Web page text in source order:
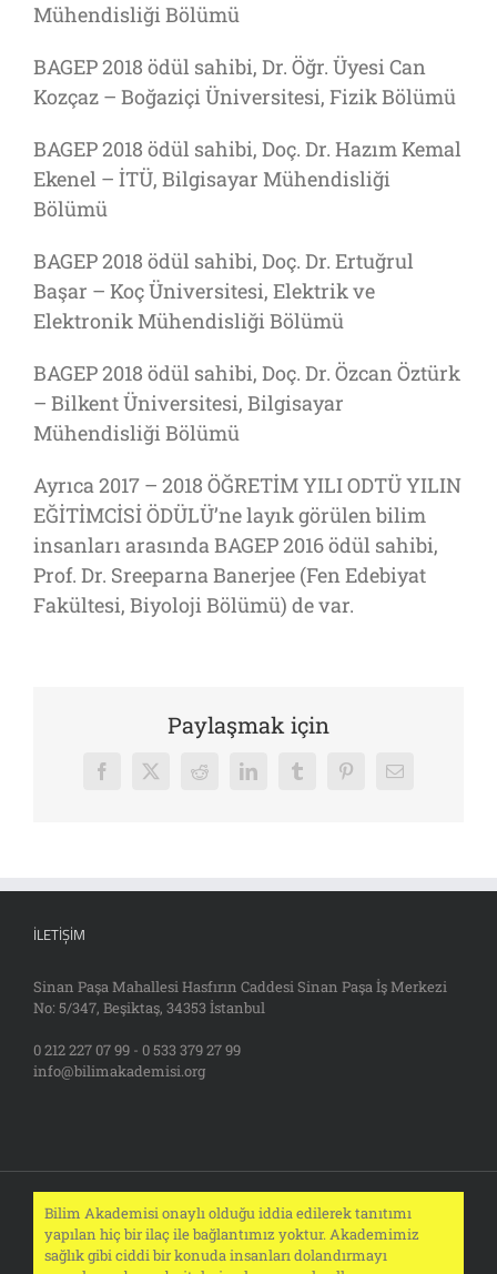
Mühendisliği Bölümü
BAGEP 2018 ödül sahibi, Dr. Öğr. Üyesi Can
Kozçaz – Boğaziçi Üniversitesi, Fizik Bölümü
BAGEP 2018 ödül sahibi, Doç. Dr. Hazım Kemal
Ekenel – İTÜ, Bilgisayar Mühendisliği
Bölümü
BAGEP 2018 ödül sahibi, Doç. Dr. Ertuğrul
Başar – Koç Üniversitesi, Elektrik ve
Elektronik Mühendisliği Bölümü
BAGEP 2018 ödül sahibi, Doç. Dr. Özcan Öztürk
– Bilkent Üniversitesi, Bilgisayar
Mühendisliği Bölümü
Ayrıca 2017 – 2018 ÖĞRETİM YILI ODTÜ YILIN
EĞİTİMCİSİ ÖDÜLÜ’ne layık görülen bilim
insanları arasında BAGEP 2016 ödül sahibi,
Prof. Dr. Sreeparna Banerjee (Fen Edebiyat
Fakültesi, Biyoloji Bölümü) de var.
Paylaşmak için
Facebook
X Reddit LinkedInTumblrPinterest
E-
İLETIŞIM
Sinan Paşa Mahallesi Hasfırın Caddesi Sinan Paşa İş Merkezi
No: 5/347, Beşiktaş, 34353 İstanbul
0 212 227 07 99 - 0 533 379 27 99
info@bilimakademisi.org
Bilim Akademisi onaylı olduğu iddia edilerek tanıtımı
yapılan hiç bir ilaç ile bağlantımız yoktur. Akademimiz
sağlık gibi ciddi bir konuda insanları dolandırmayı